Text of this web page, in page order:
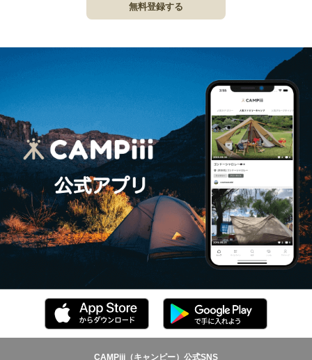
無料登録する
CAMPiii（キャンピー）公式SNS